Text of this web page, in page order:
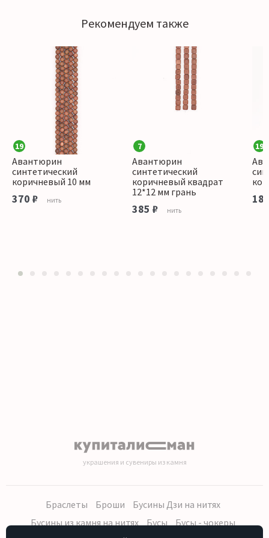
Рекомендуем также
19
Авантюрин
синтетический
коричневый 10 мм
370 ₽ нить
7
Авантюрин
синтетический
коричневый квадрат
12*12 мм грань
385 ₽ нить
19
украшения и сувениры из камня
Браслеты Броши
Бусины Дзи на нитях
Бусины из камня на нитях
Бусы
Бусы - чокеры